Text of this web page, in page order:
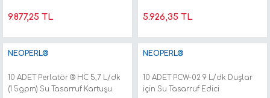
9.877,25 TL 5.926,35 TL
NEOPERL®
10 ADET Perlatör ® HC 5,7 L/dk
(1.5gpm) Su Tasarruf Kartuşu
NEOPERL®
10 ADET PCW-02 9 L/dk Duşlar
için Su Tasarruf Edici